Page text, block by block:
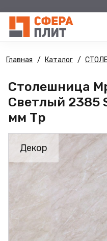
Главная Каталог
Столешница
Светлый 2385
мм Тр
Декор